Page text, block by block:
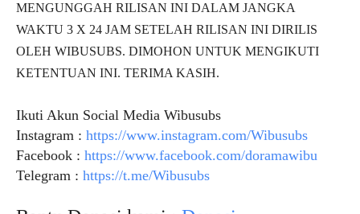
MENGUNGGAH RILISAN INI DALAM JANGKA
WAKTU 3 X 24 JAM SETELAH RILISAN INI DIRILIS
OLEH WIBUSUBS. DIMOHON UNTUK MENGIKUTI
KETENTUAN INI. TERIMA KASIH.
Ikuti Akun Social Media Wibusubs
Instagram : https://www.instagram.com/Wibusubs
Facebook : https://www.facebook.com/doramawibu
Telegram : https://t.me/Wibusubs